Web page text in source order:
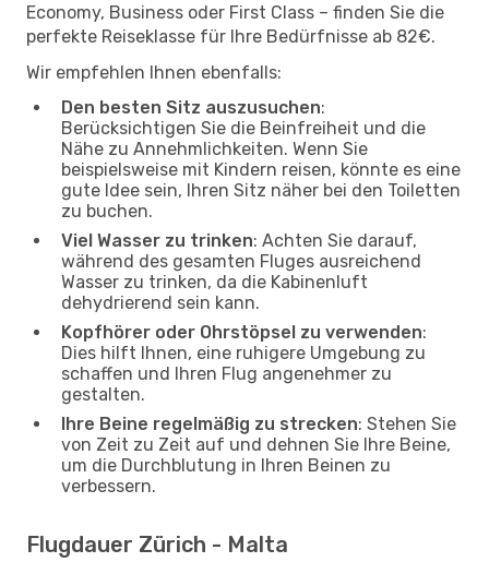
Economy, Business oder First Class – finden Sie die
perfekte Reiseklasse für Ihre Bedürfnisse ab 82€.
Wir empfehlen Ihnen ebenfalls:
Den besten Sitz auszusuchen:
Berücksichtigen Sie die Beinfreiheit und die
Nähe zu Annehmlichkeiten. Wenn Sie
beispielsweise mit Kindern reisen, könnte es eine
gute Idee sein, Ihren Sitz näher bei den Toiletten
zu buchen.
Viel Wasser zu trinken: Achten Sie darauf,
während des gesamten Fluges ausreichend
Wasser zu trinken, da die Kabinenluft
dehydrierend sein kann.
Kopfhörer oder Ohrstöpsel zu verwenden:
Dies hilft Ihnen, eine ruhigere Umgebung zu
schaffen und Ihren Flug angenehmer zu
gestalten.
Ihre Beine regelmäßig zu strecken: Stehen Sie
von Zeit zu Zeit auf und dehnen Sie Ihre Beine,
um die Durchblutung in Ihren Beinen zu
verbessern.
Flugdauer Zürich - Malta